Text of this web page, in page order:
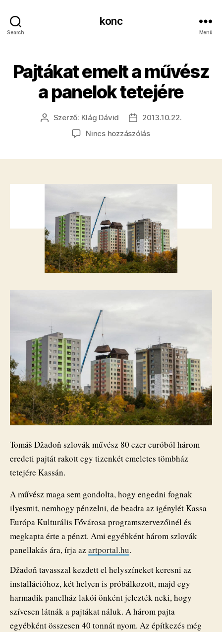
Search
konc
Menü
Pajtákat emelt a művész
a panelok tetejére
Bejegyzés
szerzője
Szerző: Klág Dávid
Bejegyzés
dátuma
2013.10.22.
Nincs hozzászólása(z)
bejegyzéshez
Tomáš Džadoň szlovák művész 80 ezer euróból három
eredeti pajtát rakott egy tizenkét emeletes tömbház
tetejére Kassán.
A művész maga sem gondolta, hogy engedni fognak
ilyesmit, nemhogy pénzelni, de beadta az igénylét Kassa
Európa Kulturális Fővárosa programszervezőinél és
megkapta érte a pénzt. Ami egyébként három szlovák
panellakás ára, írja az artportal.hu.
Džadoň tavasszal kezdett el helyszíneket keresni az
installációhoz, két helyen is próbálkozott, majd egy
harmadik panelház lakói önként jelezték neki, hogy
szívesen látnák a pajtákat náluk. A három pajta
egyébként összesen 40 tonnát nyom. Az építkezés még